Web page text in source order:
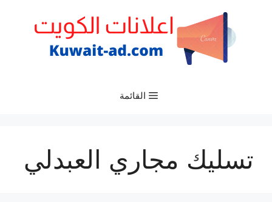
القائمة
تسليك مجاري العبدلي